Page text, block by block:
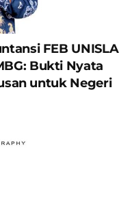
FEB UNISLA
Bukti Nyata
untuk Negeri